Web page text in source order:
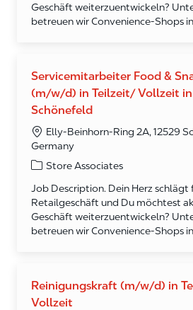
Geschäft weiterzuentwickeln?
betreuen wir Convenience-Shops
Servicemitarbeiter Food &
(m/w/d) in Teilzeit/ Vollzeit in
Schönefeld
Elly-Beinhorn-Ring 2A, 12529
Germany
Category
Store Associates
Job Description. Dein Herz schlägt
Retailgeschäft und Du möchtest
Geschäft weiterzuentwickeln?
betreuen wir Convenience-Shops
Reinigungskraft (m/w/d) in
Vollzeit